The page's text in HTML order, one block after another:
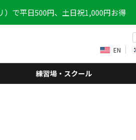
）で平日500円、土日祝1,000円お得
EN
練習場・スクール